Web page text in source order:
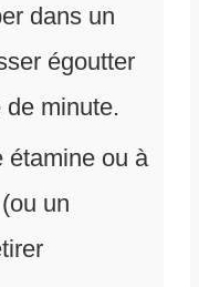
dans un
égoutter
minute.
étamine ou à
un